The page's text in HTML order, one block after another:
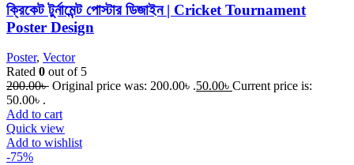
ক্রিকেট টুর্নামেন্ট পোস্টার ডিজাইন | Cricket Tournament
Poster Design
Poster, Vector
Rated 0 out of 5
200.00৳ Original price was: 200.00৳ .50.00৳ Current price is:
50.00৳ .
Add to cart
Quick view
Add to wishlist
-75%